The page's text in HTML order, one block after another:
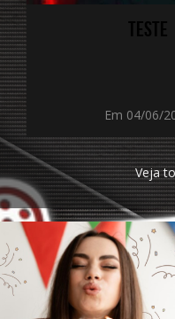
TESTE
Em 04/06/
Veja